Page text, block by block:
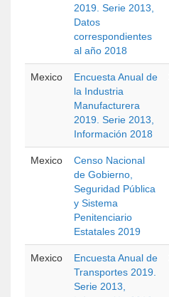
2019. Serie 2013,
Datos
correspondientes
al año 2018
Mexico
Encuesta Anual de
la Industria
Manufacturera
2019. Serie 2013,
Información 2018
Mexico
Censo Nacional
de Gobierno,
Seguridad Pública
y Sistema
Penitenciario
Estatales 2019
Mexico
Encuesta Anual de
Transportes 2019.
Serie 2013,